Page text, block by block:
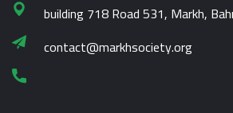
building 718 Road 531, Markh,
contact@markhsociety.org